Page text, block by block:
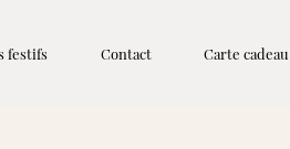
festifs Contact Carte cadeau